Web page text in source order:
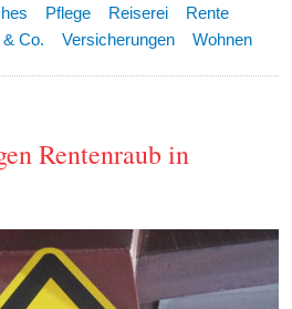
Pflege Reiserei
Rente
& Co. Versicherungen Wohnen
Rentenraub in